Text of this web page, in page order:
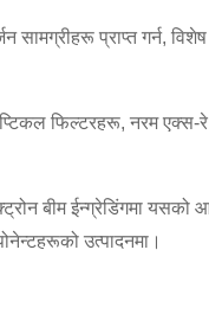
प्राप्त गर्न,
फिल्टरहरू, नरम एक्स-
बीम ईन्ग्रेडिंगमा यसको
उत्पादनमा।